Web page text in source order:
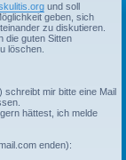
und soll
geben, sich
zu diskutieren.
die guten Sitten
löschen.
schreibt mir bitte eine Mail
hättest, ich melde
enden):